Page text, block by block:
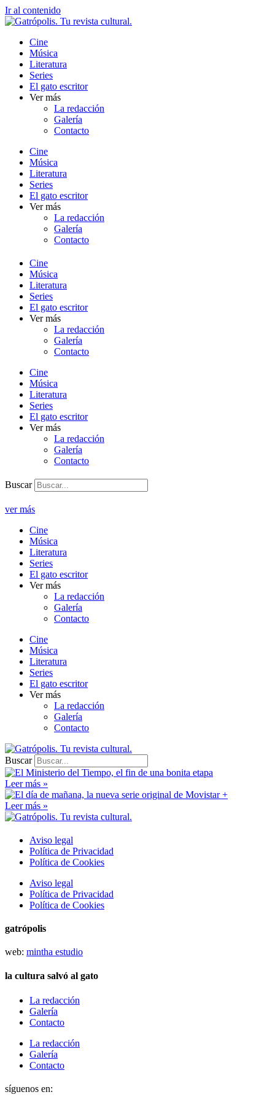
Ir al contenido
Cine
Música
Literatura
Series
El gato escritor
Ver más
La redacción
Galería
Contacto
Cine
Música
Literatura
Series
El gato escritor
Ver más
La redacción
Galería
Contacto
Cine
Música
Literatura
Series
El gato escritor
Ver más
La redacción
Galería
Contacto
Cine
Música
Literatura
Series
El gato escritor
Ver más
La redacción
Galería
Contacto
Buscar
ver más
Cine
Música
Literatura
Series
El gato escritor
Ver más
La redacción
Galería
Contacto
Cine
Música
Literatura
Series
El gato escritor
Ver más
La redacción
Galería
Contacto
Buscar
Leer más »
Leer más »
Aviso legal
Política de Privacidad
Política de Cookies
Aviso legal
Política de Privacidad
Política de Cookies
gatrópolis
web: mintha estudio
la cultura salvó al gato
La redacción
Galería
Contacto
La redacción
Galería
Contacto
síguenos en: